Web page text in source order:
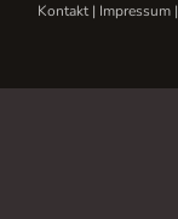
Kontakt| Impressum |